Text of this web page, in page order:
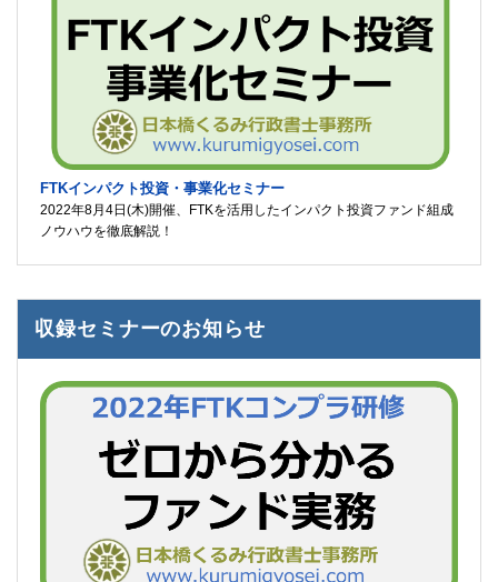
FTKインパクト投資・事業化セミナー
2022年8月4日(木)開催、FTKを活用したインパクト投資ファンド組成
ノウハウを徹底解説！
収録セミナーのお知らせ